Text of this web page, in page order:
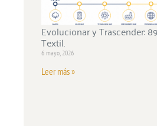
Evolucionar y Trascender:
Textil.
6 mayo, 2026
Leer más »